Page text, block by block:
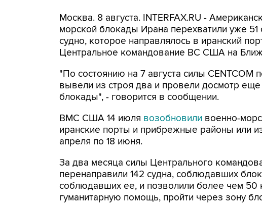
Москва. 8 августа. INTERFAX.RU -
морской блокады Ирана перехватили уже 51
судно, которое направлялось в иранский
Центральное командование ВС США на
"По состоянию на 7 августа силы CENTCOM
вывели из строя два и провели досмотр
блокады", - говорится в сообщении.
ВМС США 14 июля возобновили военно-
иранские порты и прибрежные районы или
апреля по 18 июня.
За два месяца силы Центрального
перенаправили 142 судна, соблюдавших
соблюдавших ее, и позволили более чем
гуманитарную помощь, пройти через зону